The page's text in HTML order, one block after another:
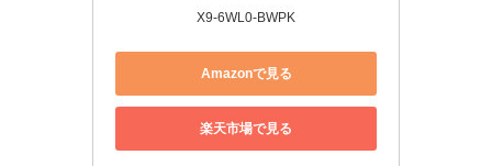
X9-6WL0-BWPK
Amazonで見る
楽天市場で見る